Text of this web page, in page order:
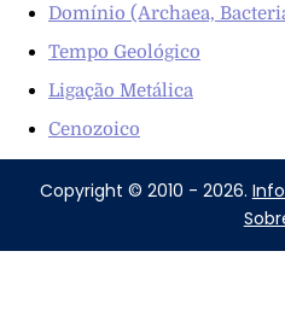
Domínio (Archaea,
Tempo Geológico
Ligação Metálica
Cenozoico
Copyright © 2010 - 2026.